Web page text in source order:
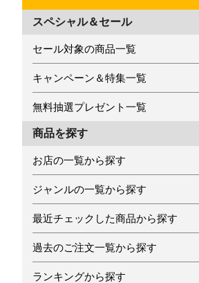
スペシャル＆セール
セール対象の商品一覧
キャンペーン＆特集一覧
無料抽選プレゼント一覧
商品を探す
お店の一覧から探す
ジャンルの一覧から探す
最近チェックした商品から探す
過去のご注文一覧から探す
ランキングから探す